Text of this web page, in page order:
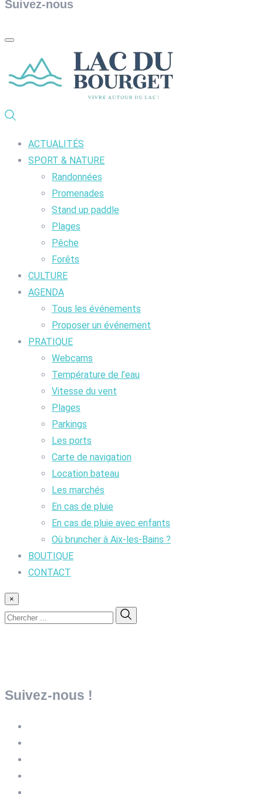
Suivez-nous
ACTUALITÉS
SPORT & NATURE
Randonnées
Promenades
Stand up paddle
Plages
Pêche
Forêts
CULTURE
AGENDA
Tous les événements
Proposer un événement
PRATIQUE
Webcams
Température de l’eau
Vitesse du vent
Plages
Parkings
Les ports
Carte de navigation
Location bateau
Les marchés
En cas de pluie
En cas de pluie avec enfants
Où bruncher à Aix-les-Bains ?
BOUTIQUE
CONTACT
×
Suivez-nous !